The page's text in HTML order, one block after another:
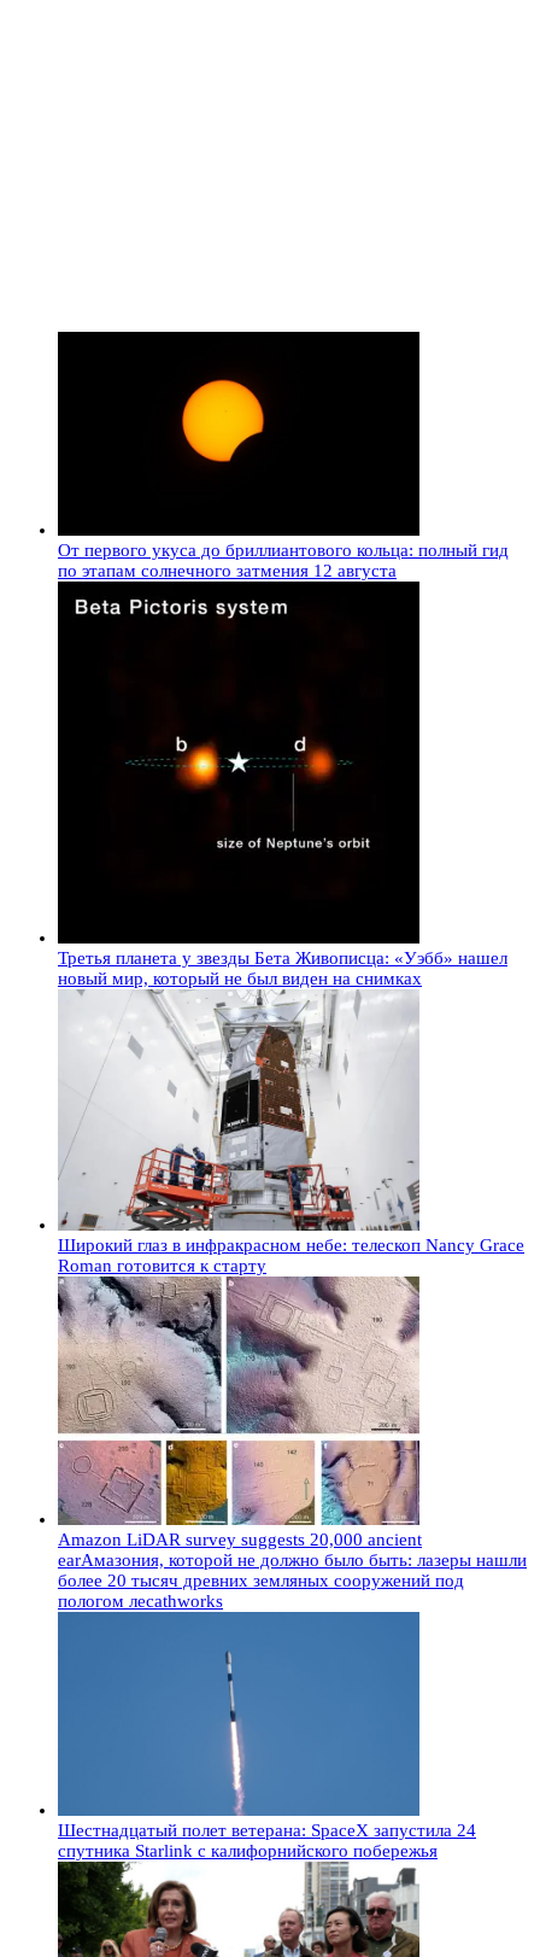
От первого укуса до бриллиантового кольца: полный гид
по этапам солнечного затмения 12 августа
Третья планета у звезды Бета Живописца: «Уэбб» нашел
новый мир, который не был виден на снимках
Широкий глаз в инфракрасном небе: телескоп Nancy Grace
Roman готовится к старту
Amazon LiDAR survey suggests 20,000 ancient
earАмазония, которой не должно было быть: лазеры нашли
более 20 тысяч древних земляных сооружений под
пологом лесаthworks
Шестнадцатый полет ветерана: SpaceX запустила 24
спутника Starlink с калифорнийского побережья